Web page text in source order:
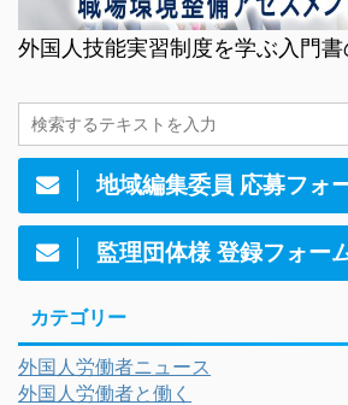
外国人技能実習制度を学ぶ入門書
地域編集委員 応募フォ
監理団体様 登録フォー
カテゴリー
外国人労働者ニュース
外国人労働者と働く